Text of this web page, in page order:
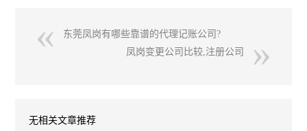
东莞凤岗有哪些靠谱的代理记账公司?
凤岗变更公司比较,注册公司
无相关文章推荐